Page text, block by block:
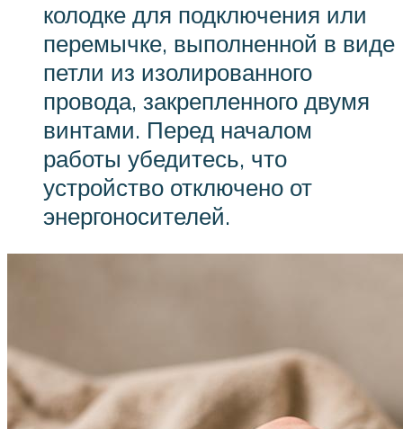
колодке для подключения или
перемычке, выполненной в виде
петли из изолированного
провода, закрепленного двумя
винтами. Перед началом
работы убедитесь, что
устройство отключено от
энергоносителей.